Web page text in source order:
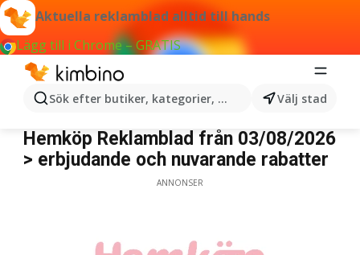
Aktuella reklamblad alltid till hands
Lägg till i Chrome – GRATIS
Sök efter butiker, kategorier, produkter...Välj stad
Hemköp
Hemköp Reklamblad från 03/08/2026
> erbjudande och nuvarande rabatter
ANNONSER